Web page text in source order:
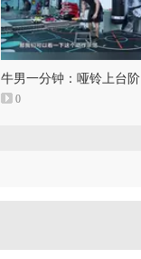
牛男一分钟：哑铃上台阶
0